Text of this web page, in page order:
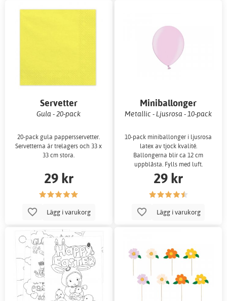
Servetter
Gula - 20-pack
20-pack gula pappersservetter.
Servetterna är trelagers och 33 x
33 cm stora.
29 kr
Lägg i varukorg
Miniballonger
Metallic - Ljusrosa - 10-pack
10-pack miniballonger i ljusrosa
latex av tjock kvalité.
Ballongerna blir ca 12 cm
uppblåsta. Fylls med luft.
29 kr
Lägg i varukorg